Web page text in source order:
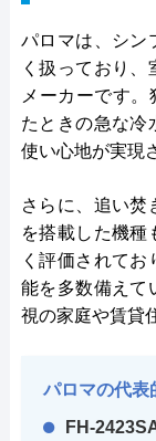
パロマは、シン
く扱っており
メーカーです
たときの急な冷
使い心地が実現
さらに、追い焚
を搭載した機種
く評価されて
能を多数備えて
視の家庭や賃貸
パロマの代表
FH-